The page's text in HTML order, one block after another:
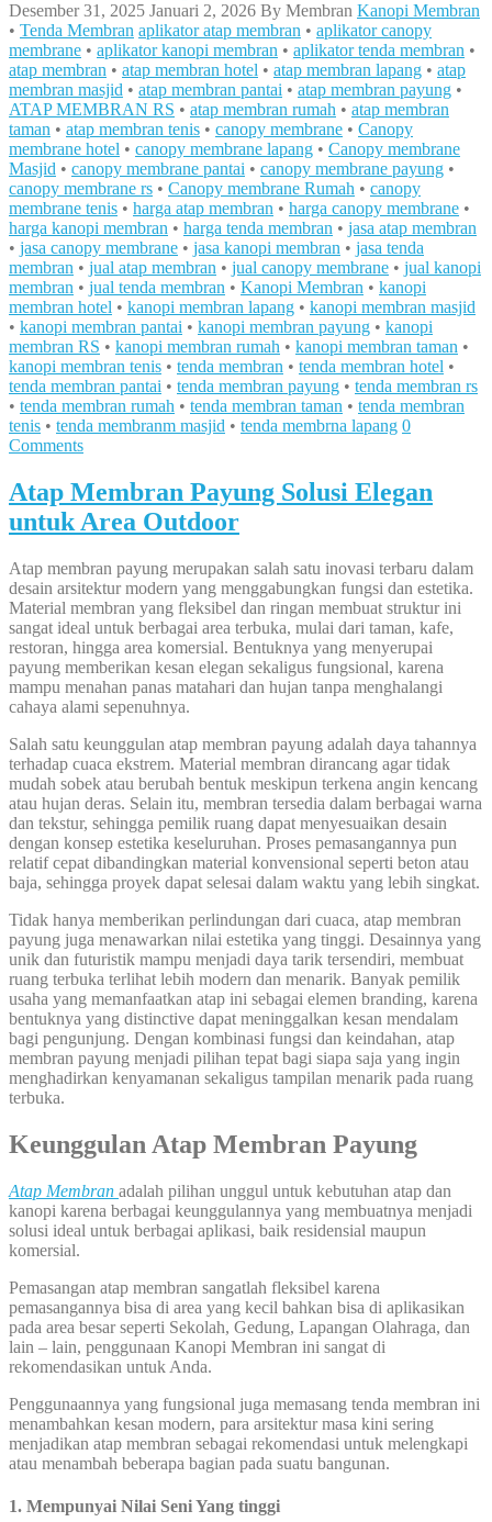
Desember 31, 2025 Januari 2, 2026 By Membran Kanopi Membran
• Tenda Membran aplikator atap membran • aplikator canopy
membrane • aplikator kanopi membran • aplikator tenda membran •
atap membran • atap membran hotel • atap membran lapang • atap
membran masjid • atap membran pantai • atap membran payung •
ATAP MEMBRAN RS • atap membran rumah • atap membran
taman • atap membran tenis • canopy membrane • Canopy
membrane hotel • canopy membrane lapang • Canopy membrane
Masjid • canopy membrane pantai • canopy membrane payung •
canopy membrane rs • Canopy membrane Rumah • canopy
membrane tenis • harga atap membran • harga canopy membrane •
harga kanopi membran • harga tenda membran • jasa atap membran
• jasa canopy membrane • jasa kanopi membran • jasa tenda
membran • jual atap membran • jual canopy membrane • jual kanopi
membran • jual tenda membran • Kanopi Membran • kanopi
membran hotel • kanopi membran lapang • kanopi membran masjid
• kanopi membran pantai • kanopi membran payung • kanopi
membran RS • kanopi membran rumah • kanopi membran taman •
kanopi membran tenis • tenda membran • tenda membran hotel •
tenda membran pantai • tenda membran payung • tenda membran rs
• tenda membran rumah • tenda membran taman • tenda membran
tenis • tenda membranm masjid • tenda membrna lapang 0
Comments
Atap Membran Payung Solusi Elegan
untuk Area Outdoor
Atap membran payung merupakan salah satu inovasi terbaru dalam
desain arsitektur modern yang menggabungkan fungsi dan estetika.
Material membran yang fleksibel dan ringan membuat struktur ini
sangat ideal untuk berbagai area terbuka, mulai dari taman, kafe,
restoran, hingga area komersial. Bentuknya yang menyerupai
payung memberikan kesan elegan sekaligus fungsional, karena
mampu menahan panas matahari dan hujan tanpa menghalangi
cahaya alami sepenuhnya.
Salah satu keunggulan atap membran payung adalah daya tahannya
terhadap cuaca ekstrem. Material membran dirancang agar tidak
mudah sobek atau berubah bentuk meskipun terkena angin kencang
atau hujan deras. Selain itu, membran tersedia dalam berbagai warna
dan tekstur, sehingga pemilik ruang dapat menyesuaikan desain
dengan konsep estetika keseluruhan. Proses pemasangannya pun
relatif cepat dibandingkan material konvensional seperti beton atau
baja, sehingga proyek dapat selesai dalam waktu yang lebih singkat.
Tidak hanya memberikan perlindungan dari cuaca, atap membran
payung juga menawarkan nilai estetika yang tinggi. Desainnya yang
unik dan futuristik mampu menjadi daya tarik tersendiri, membuat
ruang terbuka terlihat lebih modern dan menarik. Banyak pemilik
usaha yang memanfaatkan atap ini sebagai elemen branding, karena
bentuknya yang distinctive dapat meninggalkan kesan mendalam
bagi pengunjung. Dengan kombinasi fungsi dan keindahan, atap
membran payung menjadi pilihan tepat bagi siapa saja yang ingin
menghadirkan kenyamanan sekaligus tampilan menarik pada ruang
terbuka.
Keunggulan Atap Membran Payung
Atap Membran adalah pilihan unggul untuk kebutuhan atap dan
kanopi karena berbagai keunggulannya yang membuatnya menjadi
solusi ideal untuk berbagai aplikasi, baik residensial maupun
komersial.
Pemasangan atap membran sangatlah fleksibel karena
pemasangannya bisa di area yang kecil bahkan bisa di aplikasikan
pada area besar seperti Sekolah, Gedung, Lapangan Olahraga, dan
lain – lain, penggunaan Kanopi Membran ini sangat di
rekomendasikan untuk Anda.
Penggunaannya yang fungsional juga memasang tenda membran ini
menambahkan kesan modern, para arsitektur masa kini sering
menjadikan atap membran sebagai rekomendasi untuk melengkapi
atau menambah beberapa bagian pada suatu bangunan.
1. Mempunyai Nilai Seni Yang tinggi